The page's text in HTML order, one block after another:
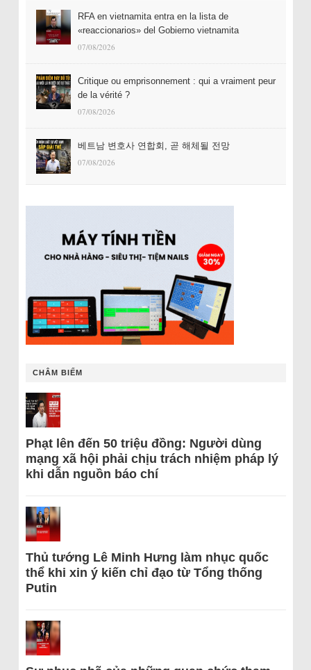
RFA en vietnamita entra en la lista de
«reaccionarios» del Gobierno vietnamita
07/08/2026
Critique ou emprisonnement : qui a vraiment peur
de la vérité ?
07/08/2026
베트남 변호사 연합회, 곧 해체될 전망
07/08/2026
CHÂM BIẾM
Phạt lên đến 50 triệu đồng: Người dùng
mạng xã hội phải chịu trách nhiệm pháp lý
khi dẫn nguồn báo chí
Thủ tướng Lê Minh Hưng làm nhục quốc
thể khi xin ý kiến chỉ đạo từ Tổng thống
Putin